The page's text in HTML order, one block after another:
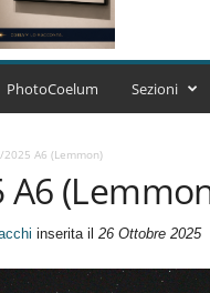
C
r
PhotoCoelum Sezioni
2025 A6 (Lemmon)
A6
inserita il 26 Ottobre 2025